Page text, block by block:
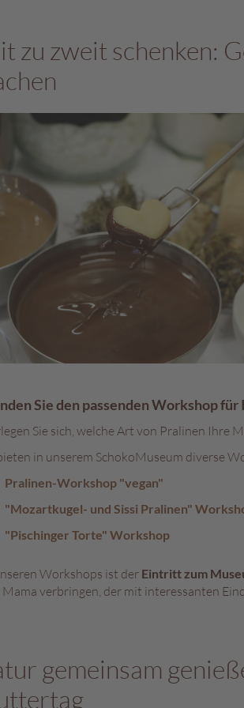
zu zweit schenken:
Sie den passenden Workshop
Sie sich, welche Art von Pralinen Ihre
in unserem SchokoMuseum diverse
Pralinen-Workshop "vegan"
"Mozartkugel- und Sissi Pralinen"
"Pischinger Torte" Workshop
Workshops ist der Eintritt zum
verbringen, der mit interessanten
gemeinsam